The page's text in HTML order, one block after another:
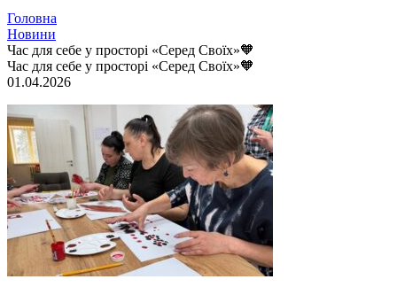
Головна
Новини
Час для себе у просторі «Серед Своїх»🧡
Час для себе у просторі «Серед Своїх»🧡
01.04.2026